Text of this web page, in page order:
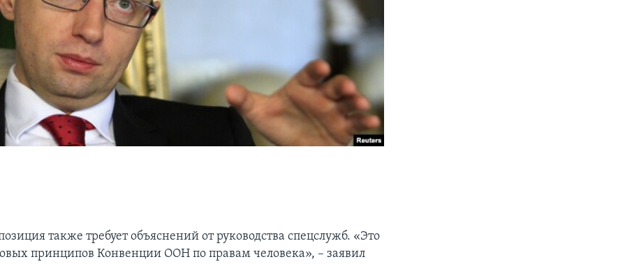
также требует объяснений от руководства спецслужб. «Это
принципов Конвенции ООН по правам человека», – заявил